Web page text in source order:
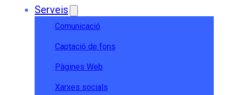
Serveis
Comunicació
Captació de fons
Pàgines Web
Xarxes socials